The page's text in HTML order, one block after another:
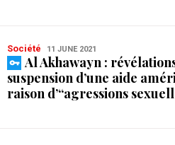
Société 11 JUNE 2021
Al Akhawayn :
suspension d’une aide
raison d’“agressions